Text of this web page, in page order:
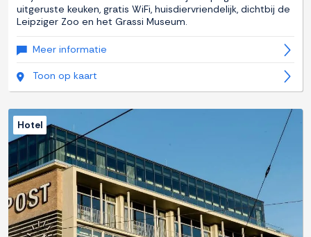
uitgeruste keuken, gratis WiFi, huisdiervriendelijk, dichtbij de
Leipziger Zoo en het Grassi Museum.
Meer informatie
Toon op kaart
Hotel